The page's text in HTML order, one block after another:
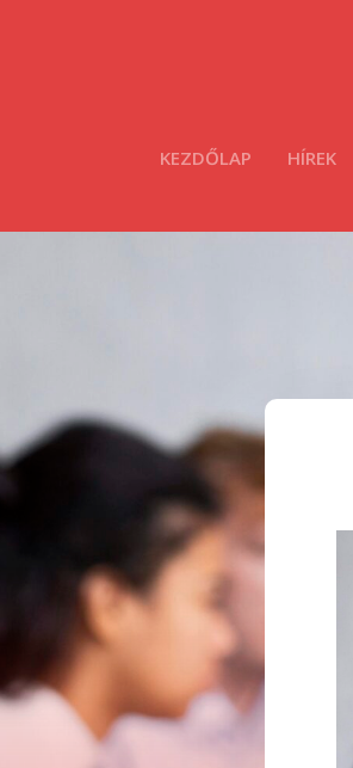
KEZDŐLAP HÍREK